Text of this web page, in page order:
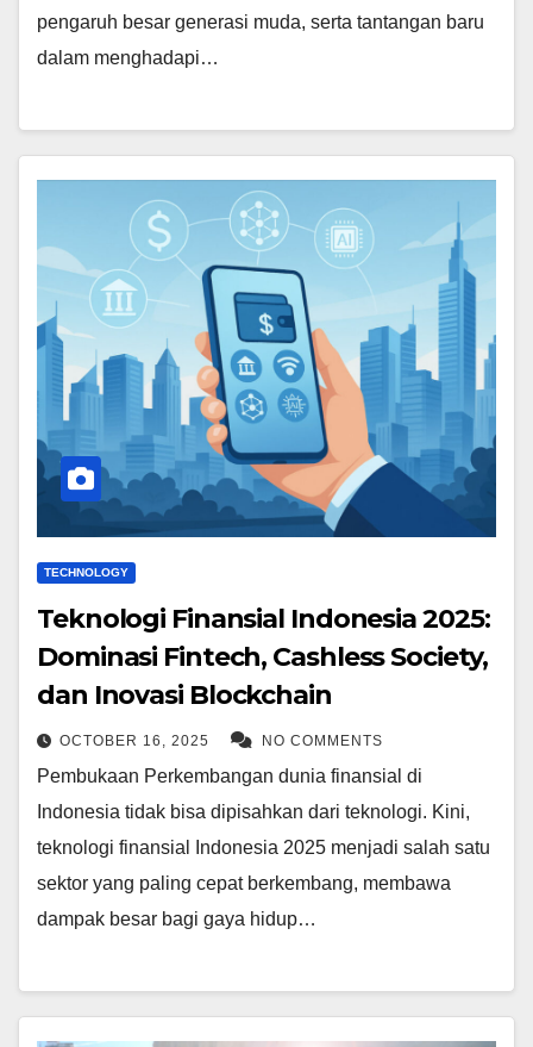
pengaruh besar generasi muda, serta tantangan baru
dalam menghadapi…
TECHNOLOGY
Teknologi Finansial Indonesia 2025:
Dominasi Fintech, Cashless Society,
dan Inovasi Blockchain
OCTOBER 16, 2025 NO COMMENTS
Pembukaan Perkembangan dunia finansial di
Indonesia tidak bisa dipisahkan dari teknologi. Kini,
teknologi finansial Indonesia 2025 menjadi salah satu
sektor yang paling cepat berkembang, membawa
dampak besar bagi gaya hidup…